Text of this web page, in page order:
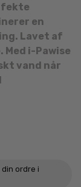
en
Lavet af
i-Pawise
vand når
ordre i